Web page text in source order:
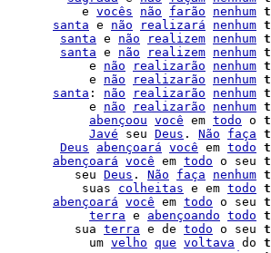
|           e vocês não farão nenhum
santa e não realizará nenhum
santa e não realizem nenhum
santa e não realizem nenhum
|            e não realizarão nenhum
|            e não realizarão nenhum
santa : não realizarão nenhum
|            e não realizarão nenhum
abençoou você em todo o
Javé seu Deus . Não faça
Deus abençoará você em todo
abençoará você em todo o seu
|          seu Deus . Não faça nenhum
|           suas colheitas e em todo
abençoará você em todo o seu
terra e abençoando todo
|          sua terra e de todo o seu
|            um velho que voltava do